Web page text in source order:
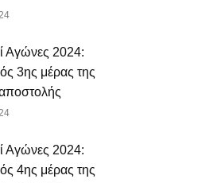
Αγώνες 2024:
3ης μέρας της
Αγώνες 2024:
4ης μέρας της